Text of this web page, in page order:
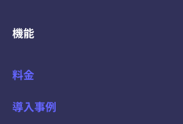
機能
料金
導入事例